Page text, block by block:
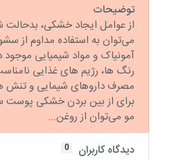
توضیحات
از عوامل ایجاد خشکی،
می‌توان به استفاده مداوم از
آمونیاک و مواد شیمیایی موجود
رنگ ها، رژیم های غذایی
مصرف داروهای شیمایی و تنش
برای از بین بردن خشکی پوست
مو می‌توان از روغن...
دیدگاه کاربران
0